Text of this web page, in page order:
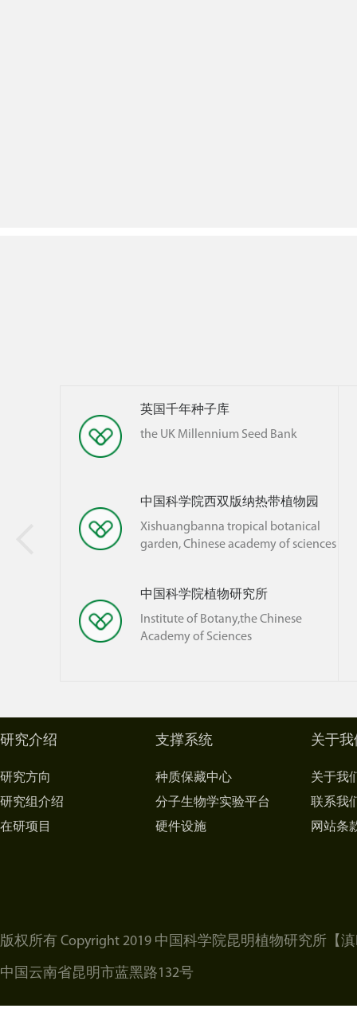
科学院西北高原生物研究所
institute of plateau
Chinese academy of sciences
of life science, fudan
botanical garden, Chinese
of sciences
the UK
中国科学院西双
Xishuangbanna
garden, Chinese
中国科学院植物
Institute of
研究介绍
研究方向
研究组介绍
在研项目
支撑系统
种质保藏中心
分子生物学实验平台
硬件设施
关于我
关于我
联系我
网站条
版权所有 Copyright 2019 中国科学院昆明植物研究所 【
中国云南省昆明市蓝黑路132号